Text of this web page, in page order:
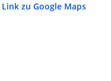
Link zu Google Maps